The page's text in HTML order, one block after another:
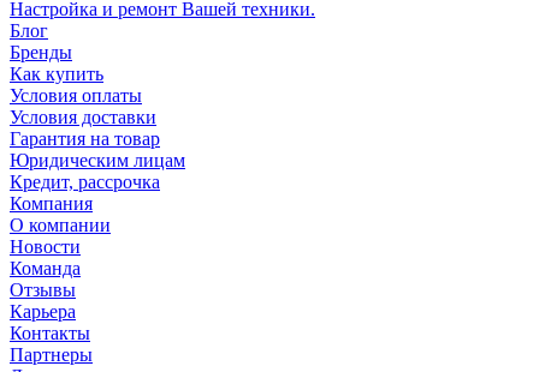
Настройка и ремонт Вашей техники.
Блог
Бренды
Как купить
Условия оплаты
Условия доставки
Гарантия на товар
Юридическим лицам
Кредит, рассрочка
Компания
О компании
Новости
Команда
Отзывы
Карьера
Контакты
Партнеры